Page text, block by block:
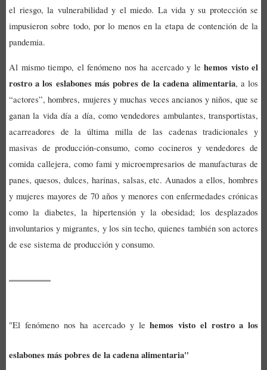
el riesgo, la vulnerabilidad y el miedo. La vida y su protección se
impusieron sobre todo, por lo menos en la etapa de contención de la
pandemia.
Al mismo tiempo, el fenómeno nos ha acercado y le hemos visto el
rostro a los eslabones más pobres de la cadena alimentaria, a los
“actores”, hombres, mujeres y muchas veces ancianos y niños, que se
ganan la vida día a día, como vendedores ambulantes, transportistas,
acarreadores de la última milla de las cadenas tradicionales y
masivas de producción-consumo, como cocineros y vendedores de
comida callejera, como fami y microempresarios de manufacturas de
panes, quesos, dulces, harinas, salsas, etc. Aunados a ellos, hombres
y mujeres mayores de 70 años y menores con enfermedades crónicas
como la diabetes, la hipertensión y la obesidad; los desplazados
involuntarios y migrantes, y los sin techo, quienes también son actores
de ese sistema de producción y consumo.
"El fenómeno nos ha acercado y lehemos visto el rostro a los
eslabones más pobres de la cadena alimentaria"